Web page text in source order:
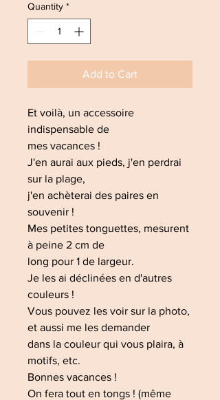
Quantity *
Add to Cart
Et voilà, un accessoire
indispensable de
mes vacances !
J'en aurai aux pieds, j'en perdrai
sur la plage,
j'en achèterai des paires en
souvenir !
Mes petites tonguettes, mesurent
à peine 2 cm de
long pour 1 de largeur.
Je les ai déclinées en d'autres
couleurs !
Vous pouvez les voir sur la photo,
et aussi me les demander
dans la couleur qui vous plaira, à
motifs, etc.
Bonnes vacances !
On fera tout en tongs ! (même